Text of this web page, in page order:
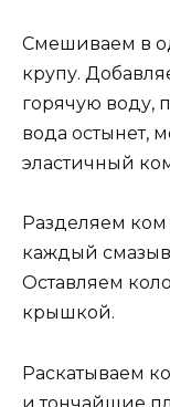
Смешиваем в
крупу.
горячую воду,
вода остынет,
эластичный ком
Разделяем ком
каждый
Оставляем
крышкой.
Раскатываем
и тончайшие